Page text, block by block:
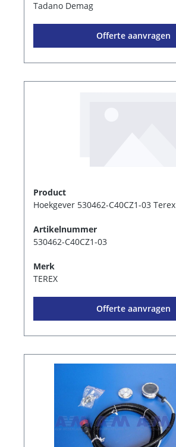
Tadano Demag
Offerte aanvragen
Product
Hoekgever 530462-C40CZ1-03 Terex
Artikelnummer
530462-C40CZ1-03
Merk
TEREX
Offerte aanvragen